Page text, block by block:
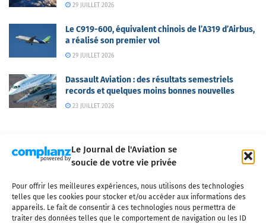
Le Journal de l'Aviation se
soucie de votre vie privée
Pour offrir les meilleures expériences, nous utilisons des technologies
telles que les cookies pour stocker et/ou accéder aux informations des
appareils. Le fait de consentir à ces technologies nous permettra de
traiter des données telles que le comportement de navigation ou les ID
29 JUILLET 2026
Le C919-600, équivalent chinois de l’A319 d’Airbus,
a réalisé son premier vol
29 JUILLET 2026
Dassault Aviation : des résultats semestriels
records et quelques moins bonnes nouvelles
23 JUILLET 2026
Qui sommes-nous ? Nous contacter
Partenaires
Mentions légales
CGV Politique de confidentialité Cookies